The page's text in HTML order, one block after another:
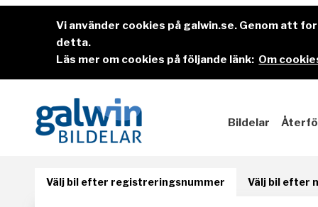
Vi använder cookies på galwin.se. Genom att
detta.
Läs mer om cookies på följande länk: Om
Bildelar
Välj bil efter registreringsnummer Välj bil efter